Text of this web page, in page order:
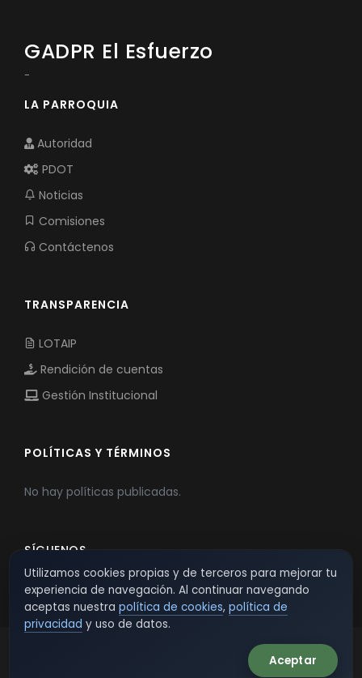
GADPR El Esfuerzo
-
LA PARROQUIA
Autoridad
PDOT
Noticias
Comisiones
Contáctenos
TRANSPARENCIA
LOTAIP
Rendición de cuentas
Gestión Institucional
POLÍTICAS Y TÉRMINOS
No hay políticas publicadas.
SÍGUENOS
© 2026 TSW - TecnoServiWeb. All Rights Reserved.
Utilizamos cookies propias y de terceros para mejorar tu
experiencia de navegación. Al continuar navegando
aceptas nuestra política de cookies, política de
privacidad y uso de datos.
Aceptar